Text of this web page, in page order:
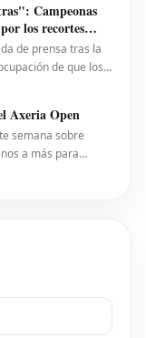
Campeonas
los recortes
la WTA
de prensa tras la
de que los
llegar
Axeria Open
semana sobre
a más para
Quevedo, por 2-6,